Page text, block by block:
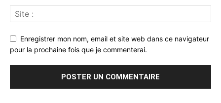
Enregistrer mon nom, email et site web dans ce navigateur
pour la prochaine fois que je commenterai.